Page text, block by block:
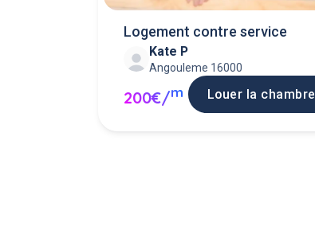
Logement contre service
Kate P
Angouleme 16000
200€/m Louer la chambre